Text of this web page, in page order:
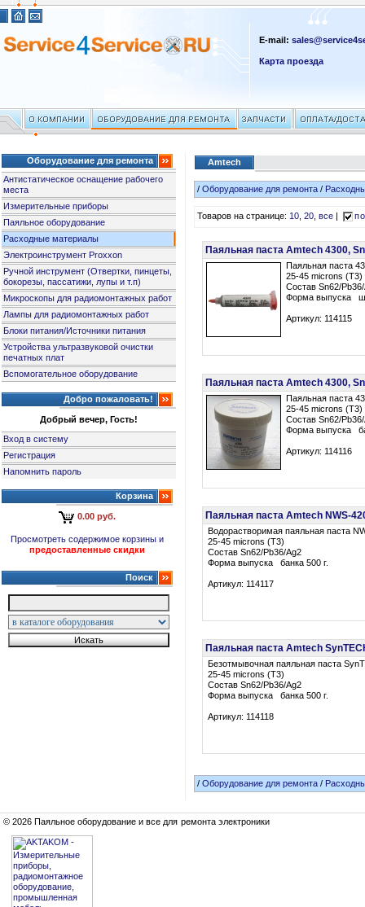
E-mail:
Карта проезда
Оборудование для ремонта
Антистатическое оснащение рабочего
места
Измерительные приборы
Паяльное оборудование
Расходные материалы
Электроинструмент Proxxon
Ручной инструмент (Отвертки, пинцеты,
бокорезы, пассатижи, лупы и т.п)
Микроскопы для радиомонтажных работ
Лампы для радиомонтажных работ
Блоки питания/Источники питания
Устройства ультразвуковой очистки
печатных плат
Вспомогательное оборудование
Добро пожаловать!
Добрый вечер, Гость!
Вход в систему
Регистрация
Напомнить пароль
Корзина
0.00 руб.
Просмотреть содержимое корзины и
предоставленные скидки
Поиск
Amtech
/Оборудование для ремонта /
Товаров на странице:10,20,все
Паяльная паста Amtech 4300,
Паяльная паста
25-45 microns (T3)
Состав Sn62/
Форма выпуска
Артикул: 114115
Паяльная паста Amtech 4300,
Паяльная паста
25-45 microns (T3)
Состав Sn62/
Форма выпуска
Артикул: 114116
Паяльная паста Amtech NWS-
Водорастворимая паяльная паста
25-45 microns (T3)
Состав Sn62/Pb36/Ag2
Форма выпуска банка 500 г.
Артикул: 114117
Паяльная паста Amtech
Безотмывочная паяльная паста
25-45 microns (T3)
Состав Sn62/Pb36/Ag2
Форма выпуска банка 500 г.
Артикул: 114118
/Оборудование для ремонта /
© 2026 Паяльное оборудование и все для ремонта электроники